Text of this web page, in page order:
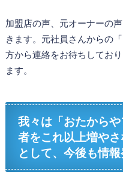
加盟店の声、元オーナーの
きます。元社員さんからの
方から連絡をお待ちしてお
ます。
我々は「おたから
者をこれ以上増や
として、今後も情報